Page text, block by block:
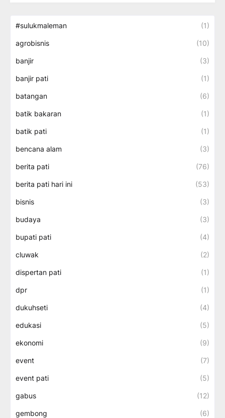
#sulukmaleman (1)
agrobisnis (10)
banjir (3)
banjir pati (1)
batangan (6)
batik bakaran (1)
batik pati (1)
bencana alam (3)
berita pati (76)
berita pati hari ini (53)
bisnis (3)
budaya (3)
bupati pati (4)
cluwak (2)
dispertan pati (1)
dpr (1)
dukuhseti (4)
edukasi (5)
ekonomi (9)
event (7)
event pati (5)
gabus (12)
gembong (6)